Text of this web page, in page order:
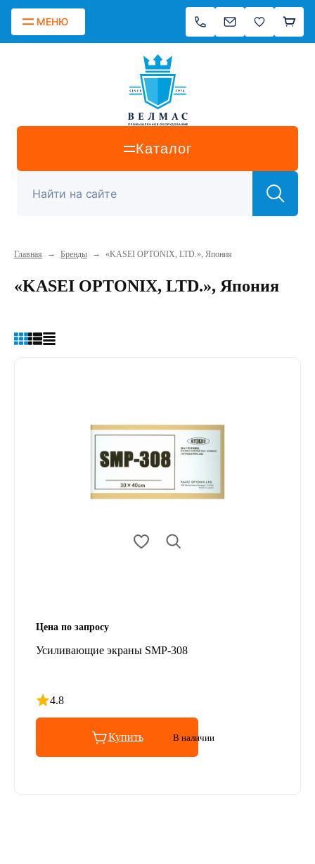
МЕНЮ
Каталог
Главная → Бренды → «KASEI OPTONIX, LTD.», Япония
«KASEI OPTONIX, LTD.», Япония
Цена по запросу
Усиливающие экраны SMP-308
4.8
Рейтинг 4.8 из 5
Купить В наличии